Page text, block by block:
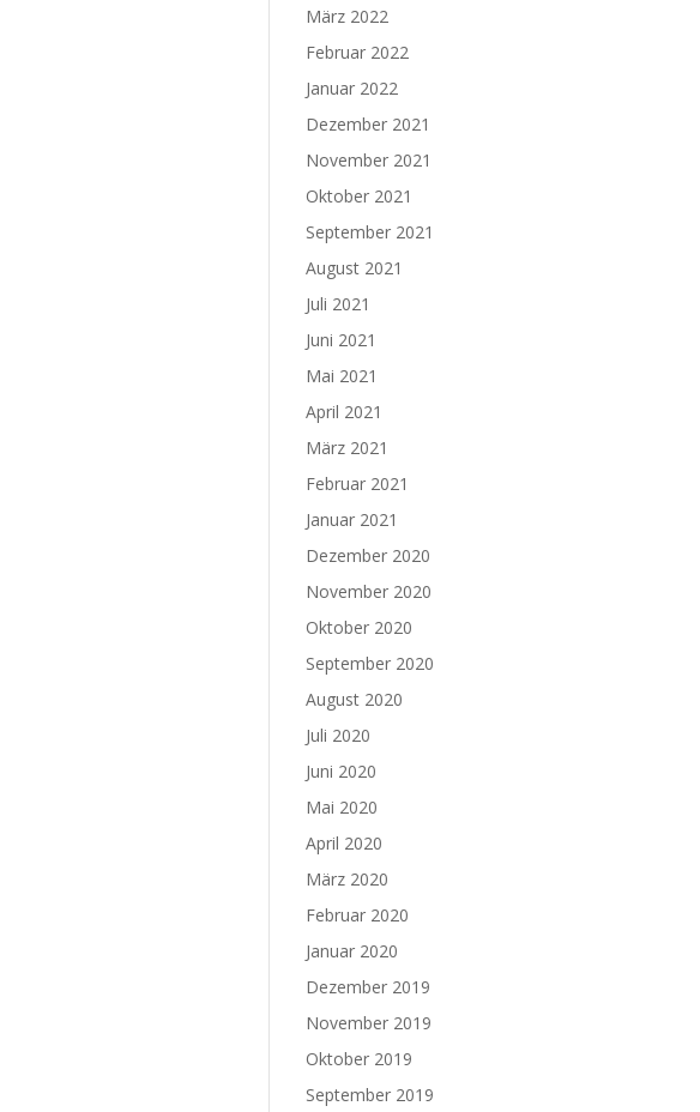
März 2022
Februar 2022
Januar 2022
Dezember 2021
November 2021
Oktober 2021
September 2021
August 2021
Juli 2021
Juni 2021
Mai 2021
April 2021
März 2021
Februar 2021
Januar 2021
Dezember 2020
November 2020
Oktober 2020
September 2020
August 2020
Juli 2020
Juni 2020
Mai 2020
April 2020
März 2020
Februar 2020
Januar 2020
Dezember 2019
November 2019
Oktober 2019
September 2019